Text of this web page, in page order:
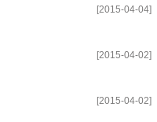
[2015-04-04]
[2015-04-02]
[2015-04-02]